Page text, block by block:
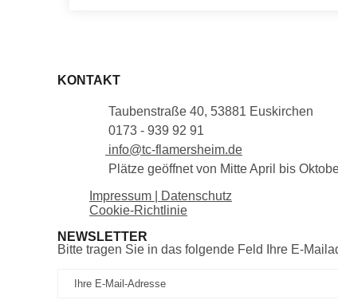
KONTAKT
Taubenstraße 40, 53881 Euskirchen
0173 - 939 92 91
info@tc-flamersheim.de
Plätze geöffnet von Mitte April bis
Impressum | Datenschutz
Cookie-Richtlinie
NEWSLETTER
Bitte tragen Sie in das folgende Feld Ihre E-